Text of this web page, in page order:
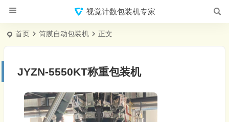
视觉计数包装机专家
首页 筒膜自动包装机 正文
JYZN-5550KT称重包装机